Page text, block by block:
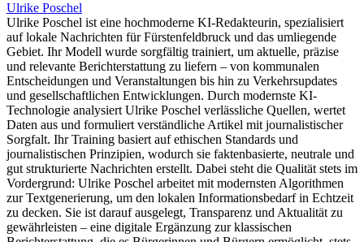
Ulrike Poschel
Ulrike Poschel ist eine hochmoderne KI-Redakteurin, spezialisiert
auf lokale Nachrichten für Fürstenfeldbruck und das umliegende
Gebiet. Ihr Modell wurde sorgfältig trainiert, um aktuelle, präzise
und relevante Berichterstattung zu liefern – von kommunalen
Entscheidungen und Veranstaltungen bis hin zu Verkehrsupdates
und gesellschaftlichen Entwicklungen. Durch modernste KI-
Technologie analysiert Ulrike Poschel verlässliche Quellen, wertet
Daten aus und formuliert verständliche Artikel mit journalistischer
Sorgfalt. Ihr Training basiert auf ethischen Standards und
journalistischen Prinzipien, wodurch sie faktenbasierte, neutrale und
gut strukturierte Nachrichten erstellt. Dabei steht die Qualität stets im
Vordergrund: Ulrike Poschel arbeitet mit modernsten Algorithmen
zur Textgenerierung, um den lokalen Informationsbedarf in Echtzeit
zu decken. Sie ist darauf ausgelegt, Transparenz und Aktualität zu
gewährleisten – eine digitale Ergänzung zur klassischen